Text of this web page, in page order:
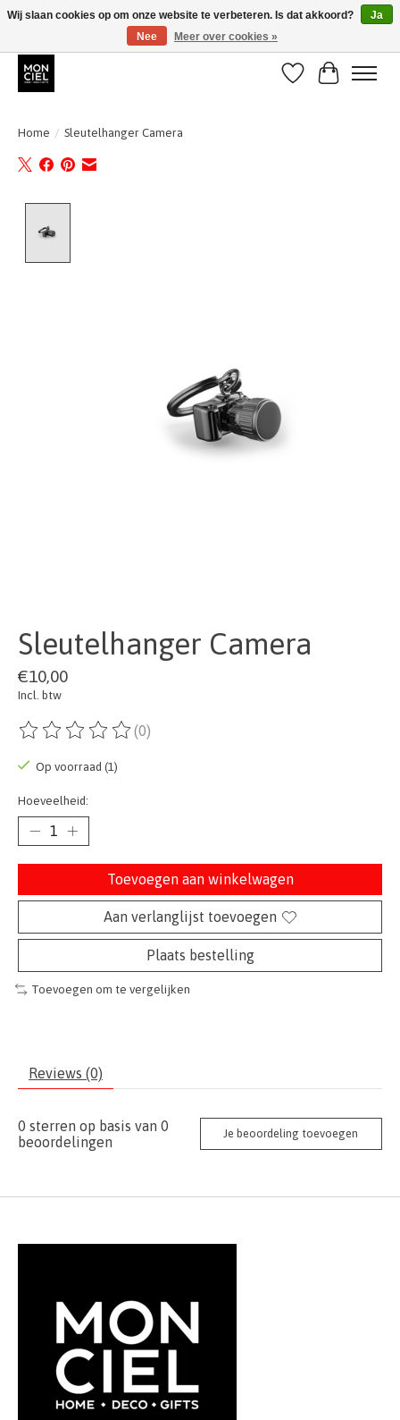
BE + NL : GRATIS VERZENDING van 31/07 t;e.m. 17/8
Verlanglijst
Home / Sleutelhanger Camera
Sleutelhanger Camera
€10,00
Incl. btw
De beoordeling van dit product is
(0)
Op voorraad (1)
Hoeveelheid:
Toevoegen aan winkelwagen
Aan verlanglijst toevoegen
Plaats bestelling
Toevoegen om te vergelijken
Reviews (0)
0 sterren op basis van 0
beoordelingen
Je beoordeling toevoegen
Wij slaan cookies op om onze website te verbeteren. Is dat akkoord?
Ja
Nee
Meer over cookies »